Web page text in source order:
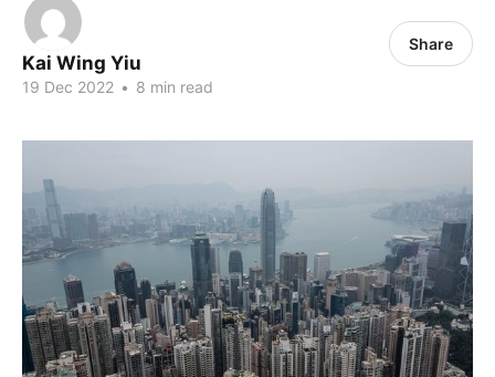
Kai Wing Yiu
19 Dec 2022 • 8 min read
Share